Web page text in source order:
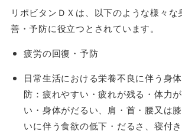
リポビタンＤＸは、以下のような様々な
善・予防に役立つとされています。
疲労の回復・予防
日常生活における栄養不良に伴う身
防：疲れやすい・疲れが残る・体力
い・身体がだるい、肩・首・腰又は
いに伴う食欲の低下・だるさ、寝付